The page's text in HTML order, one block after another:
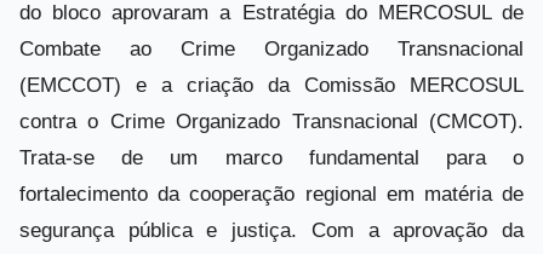
do bloco aprovaram a Estratégia do MERCOSUL de
Combate ao Crime Organizado Transnacional
(EMCCOT) e a criação da Comissão MERCOSUL
contra o Crime Organizado Transnacional (CMCOT).
Trata-se de um marco fundamental para o
fortalecimento da cooperação regional em matéria de
segurança pública e justiça. Com a aprovação da